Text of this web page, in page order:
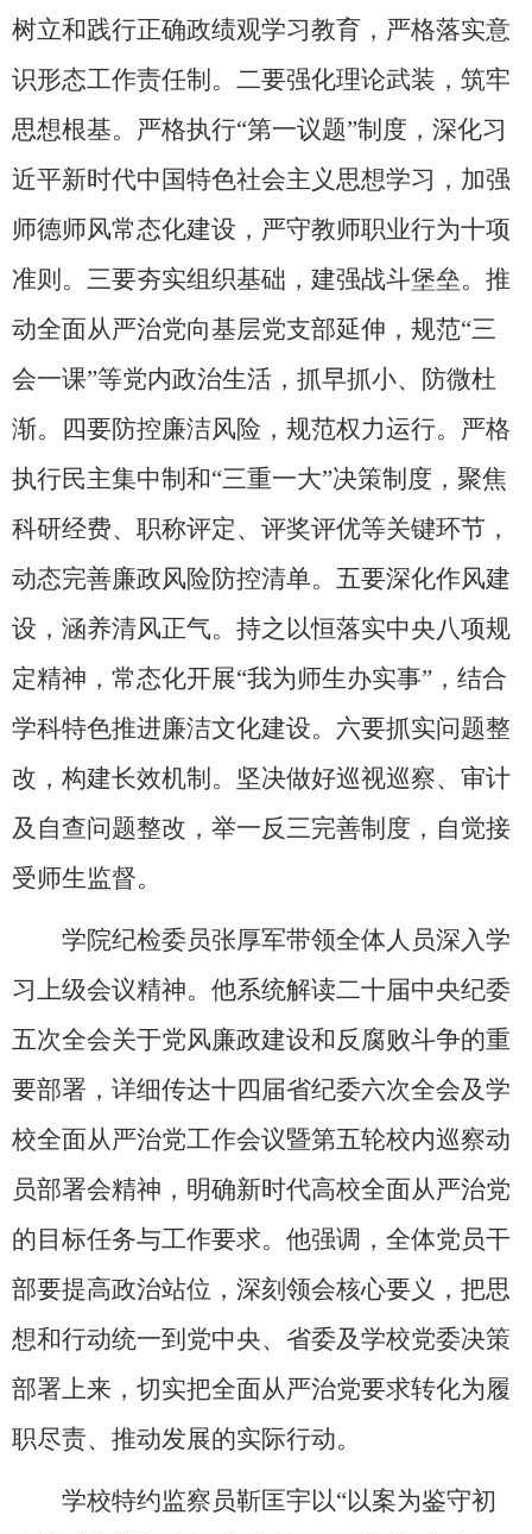
树立和践行正确政绩观学习教育，严格落实意
识形态工作责任制。二要强化理论武装，筑牢
思想根基。严格执行“第一议题”制度，深化习
近平新时代中国特色社会主义思想学习，加强
师德师风常态化建设，严守教师职业行为十项
准则。三要夯实组织基础，建强战斗堡垒。推
动全面从严治党向基层党支部延伸，规范“三
会一课”等党内政治生活，抓早抓小、防微杜
渐。四要防控廉洁风险，规范权力运行。严格
执行民主集中制和“三重一大”决策制度，聚焦
科研经费、职称评定、评奖评优等关键环节，
动态完善廉政风险防控清单。五要深化作风建
设，涵养清风正气。持之以恒落实中央八项规
定精神，常态化开展“我为师生办实事”，结合
学科特色推进廉洁文化建设。六要抓实问题整
改，构建长效机制。坚决做好巡视巡察、审计
及自查问题整改，举一反三完善制度，自觉接
受师生监督。
学院纪检委员张厚军带领全体人员深入学
习上级会议精神。他系统解读二十届中央纪委
五次全会关于党风廉政建设和反腐败斗争的重
要部署，详细传达十四届省纪委六次全会及学
校全面从严治党工作会议暨第五轮校内巡察动
员部署会精神，明确新时代高校全面从严治党
的目标任务与工作要求。他强调，全体党员干
部要提高政治站位，深刻领会核心要义，把思
想和行动统一到党中央、省委及学校党委决策
部署上来，切实把全面从严治党要求转化为履
职尽责、推动发展的实际行动。
学校特约监察员靳匡宇以“以案为鉴守初